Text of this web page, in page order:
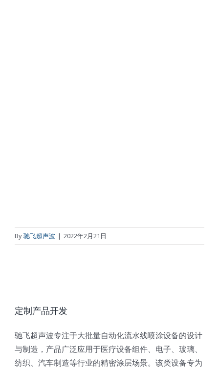
By驰飞超声波 | 2022年2月21日
定制产品开发
驰飞超声波专注于大批量自动化流水线喷涂设备的设计
与制造，产品广泛应用于医疗设备组件、电子、玻璃、
纺织、汽车制造等行业的精密涂层场景。该类设备专为